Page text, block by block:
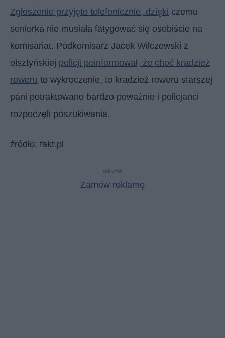
Zgłoszenie przyjęto telefonicznie, dzięki czemu
seniorka nie musiała fatygować się osobiście na
komisariat. Podkomisarz Jacek Wilczewski z
olsztyńskiej policji poinformował, że choć kradzież
roweru to wykroczenie, to kradzież roweru starszej
pani potraktowano bardzo poważnie i policjanci
rozpoczęli poszukiwania.
źródło: fakt.pl
reklama
Zamów reklamę